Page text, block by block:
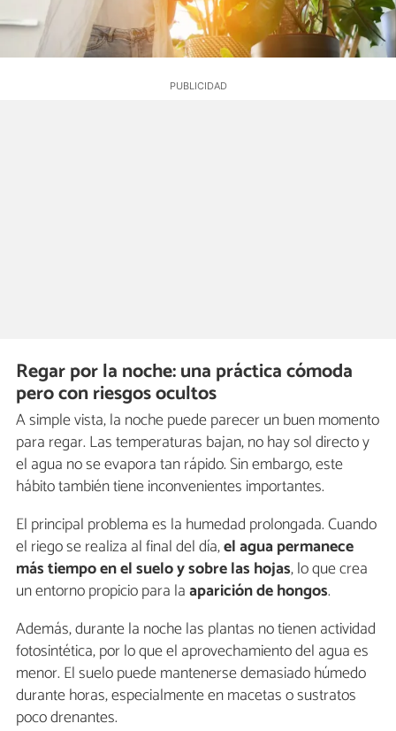
Regar por la noche: una práctica cómoda
pero con riesgos ocultos
A simple vista, la noche puede parecer un buen momento
para regar. Las temperaturas bajan, no hay sol directo y
el agua no se evapora tan rápido. Sin embargo, este
hábito también tiene inconvenientes importantes.
El principal problema es la humedad prolongada. Cuando
el riego se realiza al final del día,el agua permanece
más tiempo en el suelo y sobre las hojas, lo que crea
un entorno propicio para laaparición de hongos.
Además, durante la noche las plantas no tienen actividad
fotosintética, por lo que el aprovechamiento del agua es
menor. El suelo puede mantenerse demasiado húmedo
durante horas, especialmente en macetas o sustratos
poco drenantes.